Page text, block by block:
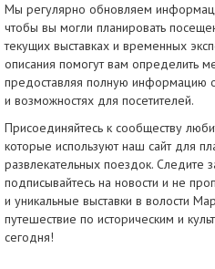
Мы регулярно обновляем
чтобы вы могли планировать
текущих выставках и временных
описания помогут вам определить
предоставляя полную информацию
и возможностях для посетителей.
Присоединяйтесь к сообществу
которые используют наш сайт для
развлекательных поездок. Следите
подписывайтесь на новости и не
и уникальные выставки в волости
путешествие по историческим и
сегодня!